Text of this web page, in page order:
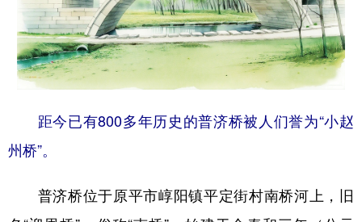
城市 旅游 能源 会展
彩票 娱乐 时尚 悦读
公益 一带一路 亚太网 上市公司
文化产业
地方频道
距今已有800多年历史的普济桥被人们誉为“小赵
州桥”。
普济桥位于原平市崞阳镇平定街村南桥河上，旧